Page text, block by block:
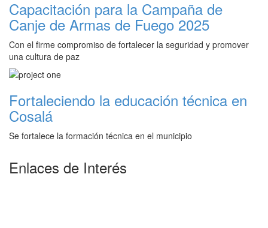
Capacitación para la Campaña de
Canje de Armas de Fuego 2025
Con el firme compromiso de fortalecer la seguridad y promover
una cultura de paz
Fortaleciendo la educación técnica en
Cosalá
Se fortalece la formación técnica en el municipio
Enlaces de Interés